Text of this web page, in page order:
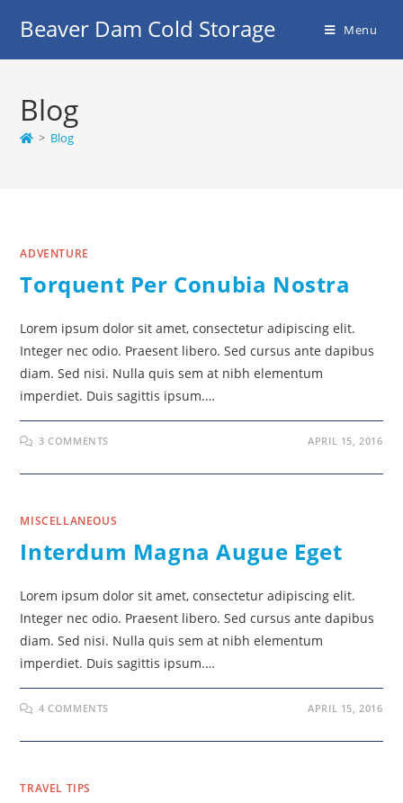
Beaver Dam Cold Storage Menu
Blog
> Blog
ADVENTURE
Torquent Per Conubia Nostra
Lorem ipsum dolor sit amet, consectetur adipiscing elit.
Integer nec odio. Praesent libero. Sed cursus ante dapibus
diam. Sed nisi. Nulla quis sem at nibh elementum
imperdiet. Duis sagittis ipsum.…
3 COMMENTS APRIL 15, 2016
MISCELLANEOUS
Interdum Magna Augue Eget
Lorem ipsum dolor sit amet, consectetur adipiscing elit.
Integer nec odio. Praesent libero. Sed cursus ante dapibus
diam. Sed nisi. Nulla quis sem at nibh elementum
imperdiet. Duis sagittis ipsum.…
4 COMMENTS APRIL 15, 2016
TRAVEL TIPS